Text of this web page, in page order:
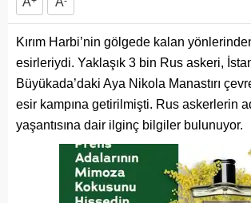
Kırım Harbi’nin gölgede kalan
esirleriydi. Yaklaşık 3 bin Rus askeri,
Büyükada’daki Aya Nikola Manastırı
esir kampına getirilmişti. Rus askerlerin
yaşantısına dair ilginç bilgiler bulunuyor.